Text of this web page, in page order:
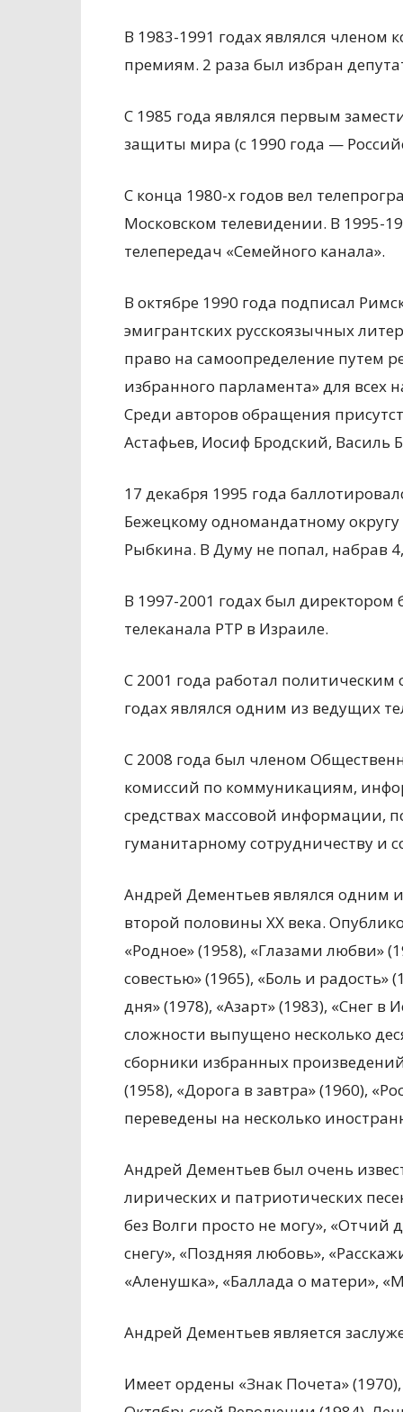
В 1983-1991 годах являлся
премиям. 2 раза был избран
С 1985 года являлся первым
защиты мира (с 1990 года —
С конца 1980-х годов вел
Московском телевидении. В 1995-
телепередач «Семейного канала».
В октябре 1990 года подписал
эмигрантских русскоязычных
право на самоопределение путем
избранного парламента» для
Среди авторов обращения
Астафьев, Иосиф Бродский,
17 декабря 1995 года
Бежецкому одномандатному
Рыбкина. В Думу не попал, набрав
В 1997-2001 годах был директором
телеканала РТР в Израиле.
С 2001 года работал политическим
годах являлся одним из ведущих
С 2008 года был членом
комиссий по коммуникациям,
средствах массовой информации,
гуманитарному сотрудничеству и
Андрей Дементьев являлся одним
второй половины XX века.
«Родное» (1958), «Глазами любви»
совестью» (1965), «Боль и
дня» (1978), «Азарт» (1983), «Снег
сложности выпущено несколько
сборники избранных
(1958), «Дорога в завтра» (1960),
переведены на несколько
Андрей Дементьев был очень
лирических и патриотических
без Волги просто не могу»,
снегу», «Поздняя любовь»,
«Аленушка», «Баллада о матери»,
Андрей Дементьев является
Имеет ордены «Знак Почета»